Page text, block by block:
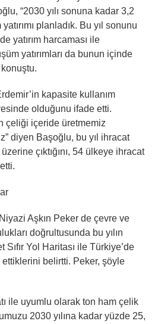
“2030 yılı sonuna kadar 3,2
planladık. Bu yıl sonunu
yatırım harcaması ile
yatırımları da bunun içinde
kapasite kullanım
olduğunu ifade etti.
çeliği içeride üretmemiz
diyen Başoğlu, bu yıl ihracat
çıktığını, 54 ülkeye ihracat
Aşkın Peker de çevre ve
doğrultusunda bu yılın
Sıfır Yol Haritası ile Türkiye’de
belirtti. Peker, şöyle
ile uyumlu olarak ton ham çelik
2030 yılına kadar yüzde 25,